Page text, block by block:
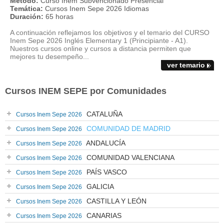
Temática: Cursos Inem Sepe 2026 Idiomas
Duración: 65 horas
A continuación reflejamos los objetivos y el temario del CURSO
Inem Sepe 2026 Inglés Elementary 1 (Principiante - A1).
Nuestros cursos online y cursos a distancia permiten que
mejores tu desempeño...
ver temario
Cursos INEM SEPE por Comunidades
Cursos Inem Sepe 2026 CATALUÑA
Cursos Inem Sepe 2026 COMUNIDAD DE MADRID
Cursos Inem Sepe 2026 ANDALUCÍA
Cursos Inem Sepe 2026 COMUNIDAD VALENCIANA
Cursos Inem Sepe 2026 PAÍS VASCO
Cursos Inem Sepe 2026 GALICIA
Cursos Inem Sepe 2026 CASTILLA Y LEÓN
Cursos Inem Sepe 2026 CANARIAS